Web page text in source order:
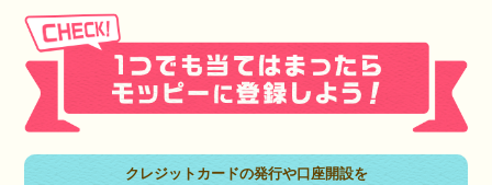
クレジットカードの発行や口座開設を